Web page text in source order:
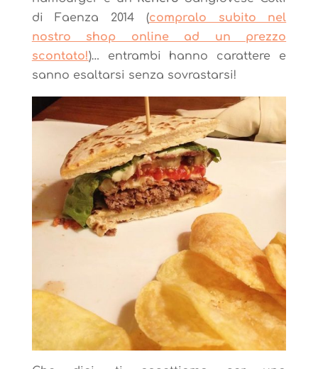
di Faenza 2014 (compralo subito nel
nostro shop online ad un prezzo
scontato!)… entrambi hanno carattere e
sanno esaltarsi senza sovrastarsi!